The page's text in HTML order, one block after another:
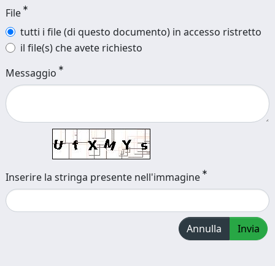
File
tutti i file (di questo documento) in accesso ristretto
il file(s) che avete richiesto
Messaggio
Inserire la stringa presente nell'immagine
Annulla Invia